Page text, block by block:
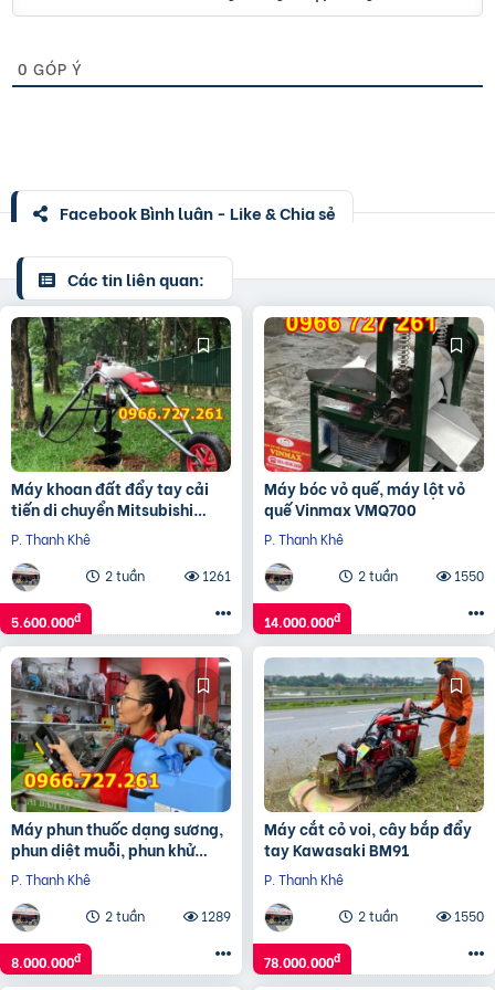
0 GÓP Ý
Facebook Bình luận - Like & Chia sẻ
Các tin liên quan:
Máy khoan đất đẩy tay cải
tiến di chuyển Mitsubishi
TB43
P. Thanh Khê
2 tuần
1261
5.600.000đ
Máy bóc vỏ quế, máy lột vỏ
quế Vinmax VMQ700
P. Thanh Khê
2 tuần
1550
14.000.000đ
Máy phun thuốc dạng sương,
phun diệt muỗi, phun khử
trùng ULV Germi 7L
P. Thanh Khê
2 tuần
1289
8.000.000đ
Máy cắt cỏ voi, cây bắp đẩy
tay Kawasaki BM91
P. Thanh Khê
2 tuần
1550
78.000.000đ